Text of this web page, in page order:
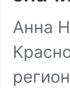
Анна